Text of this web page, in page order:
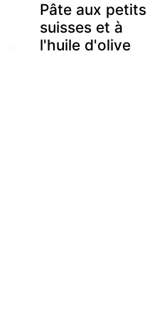
Pâte aux petits
suisses et à
l'huile d'olive